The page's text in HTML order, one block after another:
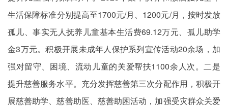
生活保障标准分别提高至1700元/月、1200元/月，按时发放
孤儿、事实无人抚养儿童基本生活费69.12万元、孤儿助学
金3万元。积极开展未成年人保护系列宣传活动20余场，加
强对留守、困境、流动儿童的关爱帮扶1100余人次。二是
提升慈善服务水平。充分发挥慈善第三次分配作用，积极开
展慈善助学、慈善助医、慈善助困活动，加强受灾群众关爱